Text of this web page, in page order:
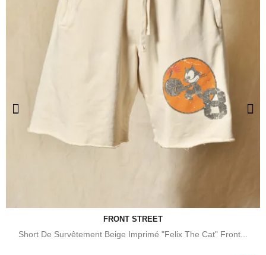
FRONT STREET
Short De Survêtement Beige Imprimé "Felix The Cat" Front...